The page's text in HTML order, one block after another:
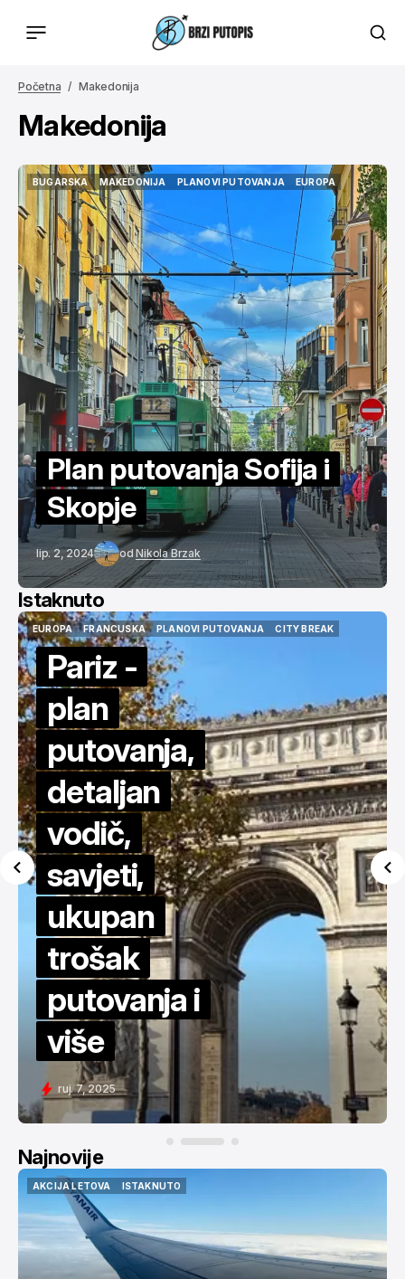
Početna Makedonija
Makedonija
BUGARSKA
BUGARSKA
MAKEDONIJA
MAKEDONIJA
PLANOVI PUTOVANJA
PLANOVI PUTOVANJA
EUROPA
EUROPA
Plan putovanja Sofija i
Skopje
lip. 2, 2024 od Nikola Brzak
Istaknuto
EUROPA
EUROPA
FRANCUSKA
FRANCUSKA
PLANOVI PUTOVANJA
PLANOVI PUTOVANJA
CITY BREAK
Pariz -
plan
putovanja,
detaljan
vodič,
savjeti,
ukupan
trošak
putovanja i
više
ruj. 7, 2025
Najnovije
AKCIJA LETOVA
AKCIJA LETOVA
ISTAKNUTO